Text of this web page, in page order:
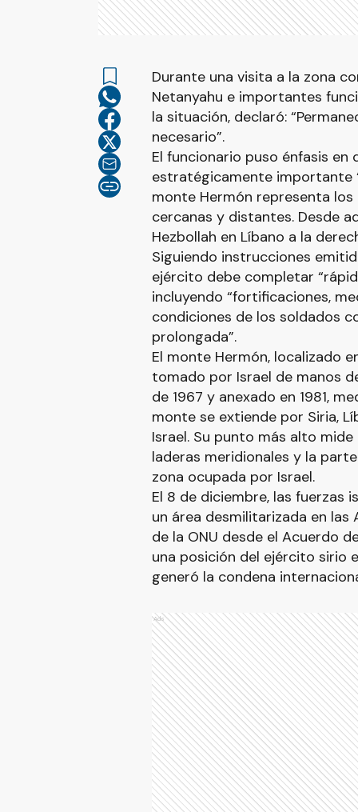
Durante una visita a la zona
Netanyahu e importantes
la situación, declaró:
necesario”.
El funcionario puso énfasis
estratégicamente importante
monte Hermón representa
cercanas y distantes. Desde
Hezbollah en Líbano a la
Siguiendo instrucciones
ejército debe completar
incluyendo “fortificaciones,
condiciones de los soldados
prolongada”.
El monte Hermón, localizado
tomado por Israel de manos
de 1967 y anexado en 1981,
monte se extiende por Siria,
Israel. Su punto más alto
laderas meridionales y la
zona ocupada por Israel.
El 8 de diciembre, las fuerzas
un área desmilitarizada en
de la ONU desde el Acuerdo
una posición del ejército sirio
generó la condena
Ads